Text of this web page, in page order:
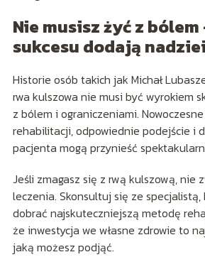
Nie musisz żyć z
sukcesu dodają nadziei
Historie osób takich jak Michał
rwa kulszowa nie musi być wyrokiem
z bólem i ograniczeniami.
rehabilitacji, odpowiednie podejście i
pacjenta mogą przynieść
Jeśli zmagasz się z rwą kulszową, nie
leczenia. Skonsultuj się ze
dobrać najskuteczniejszą metodę
że inwestycja we własne zdrowie to
jaką możesz podjąć.